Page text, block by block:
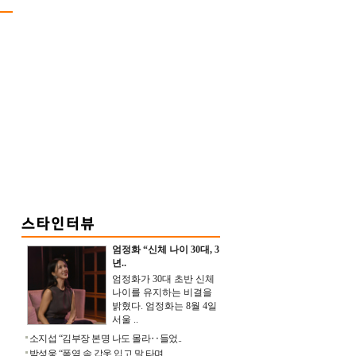
엄정화 “신체 나이 30대, 3
년..
엄정화가 30대 초반 신체
나이를 유지하는 비결을
밝혔다. 엄정화는 8월 4일
서울 ..
소지섭 “김부장 본명 나도 몰라‥들었..
박성웅 “폭염 속 갑옷 입고 말 타며 ..